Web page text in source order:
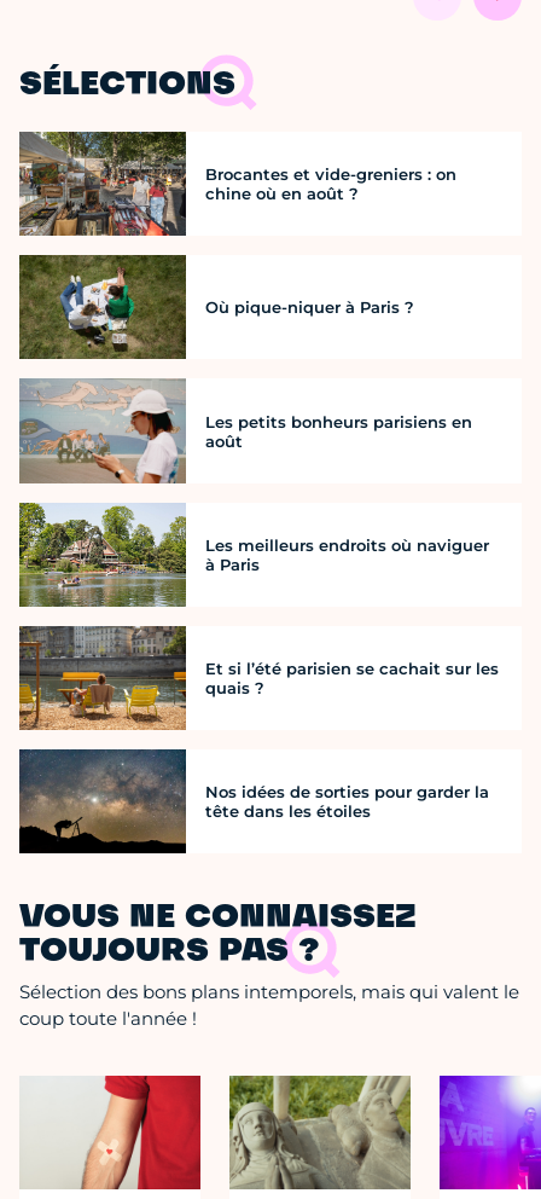
SÉLECTIONS
Brocantes et vide-greniers : on
chine où en août ?
Où pique-niquer à Paris ?
Les petits bonheurs parisiens en
août
Les meilleurs endroits où naviguer
à Paris
Et si l’été parisien se cachait sur les
quais ?
Nos idées de sorties pour garder la
tête dans les étoiles
VOUS NE CONNAISSEZ
TOUJOURS PAS ?
Sélection des bons plans intemporels, mais qui valent le
coup toute l'année !